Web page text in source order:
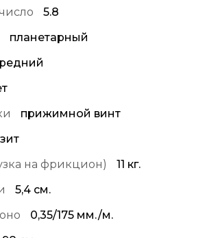
5.8
планетарный
прижимной винт
на фрикцион)
11 кг.
5,4 см.
0,35/175 мм./м.